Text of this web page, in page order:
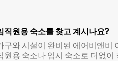
직원용 숙소를 찾고 계시나요?
구와 시설이 완비된 에어비앤비
원용 숙소나 임시 숙소로 더없이